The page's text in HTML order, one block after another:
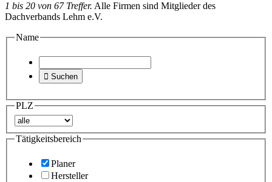
1 bis 20 von 67 Treffer. Alle Firmen sind Mitglieder des
Dachverbands Lehm e.V.
Name
 Suchen
PLZ
Tätigkeitsbereich
Planer
Hersteller